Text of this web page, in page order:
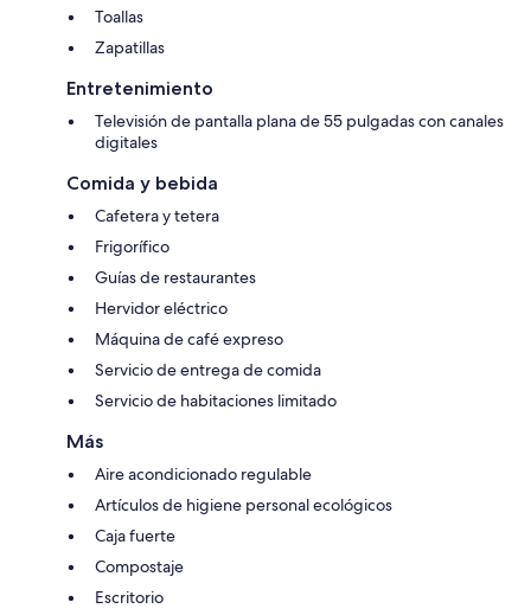
Toallas
Zapatillas
Entretenimiento
Televisión de pantalla plana de 55 pulgadas con canales
digitales
Comida y bebida
Cafetera y tetera
Frigorífico
Guías de restaurantes
Hervidor eléctrico
Máquina de café expreso
Servicio de entrega de comida
Servicio de habitaciones limitado
Más
Aire acondicionado regulable
Artículos de higiene personal ecológicos
Caja fuerte
Compostaje
Escritorio